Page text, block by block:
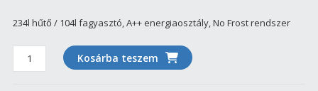
was:
234l hűtő / 104l fagyasztó, A++ energiaosztály, No Frost rendszer
BAUKNECHT
KGNF
Kosárba teszem